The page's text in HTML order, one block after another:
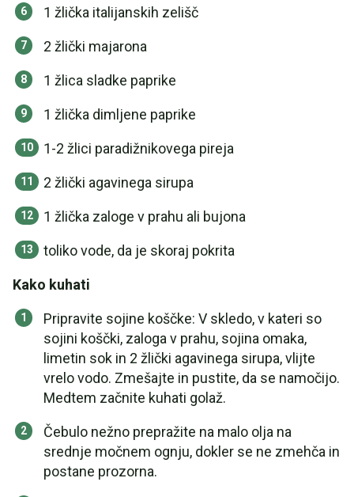
1 žlička italijanskih zelišč
2 žlički majarona
1 žlica sladke paprike
1 žlička dimljene paprike
1-2 žlici paradižnikovega pireja
2 žlički agavinega sirupa
1 žlička zaloge v prahu ali bujona
toliko vode, da je skoraj pokrita
Kako kuhati
Pripravite sojine koščke: V skledo, v kateri so
sojini koščki, zaloga v prahu, sojina omaka,
limetin sok in 2 žlički agavinega sirupa, vlijte
vrelo vodo. Zmešajte in pustite, da se namočijo.
Medtem začnite kuhati golaž.
Čebulo nežno prepražite na malo olja na
srednje močnem ognju, dokler se ne zmehča in
postane prozorna.